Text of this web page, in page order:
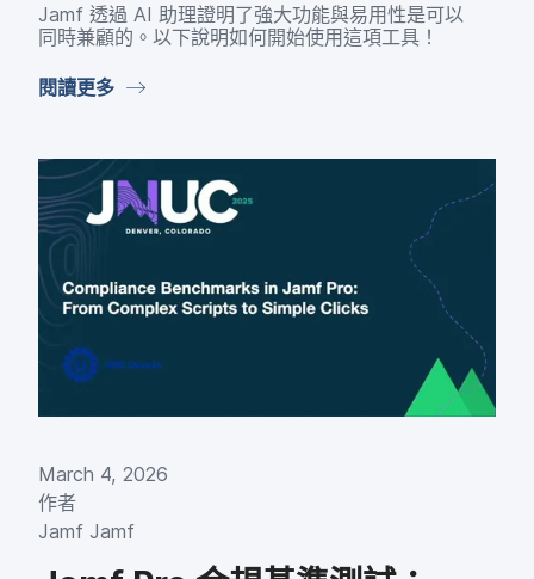
Jamf 透過 AI 助理​證明​了​強大​功能​與​易用性​是​可以​
同時​兼顧​的。​以下​說明​如何​開始​使用​這​項​工具​！
閱讀​更多
March 4, 2026
作​者
Jamf Jamf